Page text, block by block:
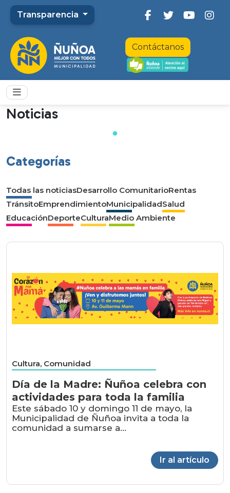
Transparencia
Contáctanos
Noticias
Cultura, Comunidad
Día de la Madre: Ñuñoa celebra con
actividades para toda la familia
Este sábado 10 y domingo 11 de mayo, la
Municipalidad de Ñuñoa invita a toda la
comunidad a sumarse a...
Ir al artículo
Categorías
Todas las noticiasDesarrollo ComunitarioRentas
TránsitoEmprendimientoMunicipalidadSalud
EducaciónDeporteCulturaMedio Ambiente